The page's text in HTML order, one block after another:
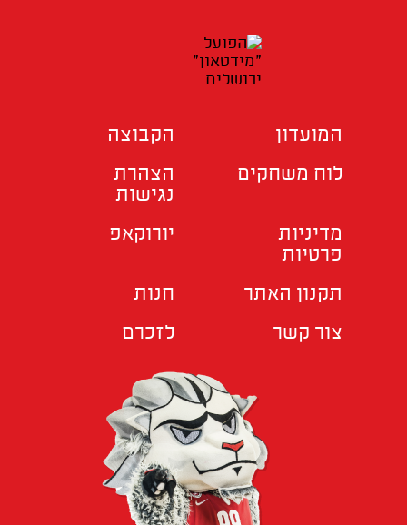
המועדון
הקבוצה
לוח משחקים
הצהרת
נגישות
מדיניות
פרטיות
יורוקאפ
תקנון האתר
חנות
צור קשר
לזכרם